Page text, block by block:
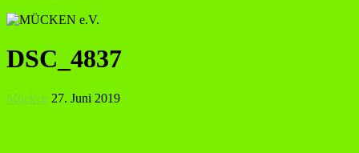
DSC_4837
Mücken 27. Juni 2019